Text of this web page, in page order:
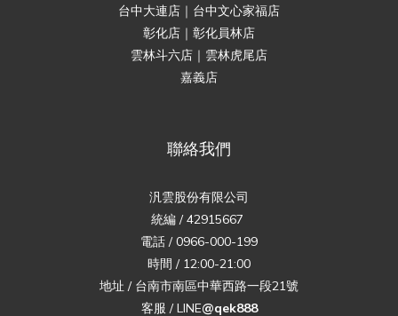
台中大連店｜台中文心家福店
彰化店｜彰化員林店
雲林斗六店｜雲林虎尾店
嘉義店
聯絡我們
汎雲股份有限公司
統編 / 42915667
電話 / 0966-000-199
時間 / 12:00-21:00
地址 / 台南市南區中華西路一段21號
客服 / LINE@qek888